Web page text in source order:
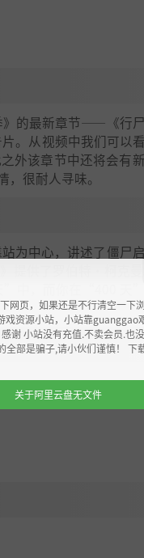
的最新章节——《行尸
。从视频中我们可以
外该章节中还将会有
很耐人寻味。
为中心，讲述了僵尸
提供了罗伯特·柯克
”中，而你在“400 天
网页，如果还是不行清空一下
戏资源小站，小站靠guanggao
谢 小站没有充值.不卖会员.也
全部是骗子,请小伙们谨慎！ 下
关于阿里云盘无文件